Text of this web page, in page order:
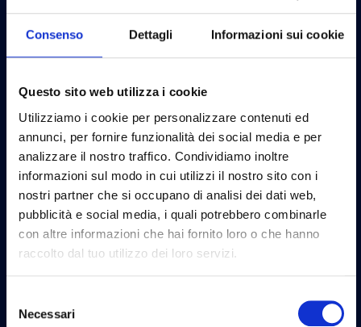
Consenso Dettagli Informazioni sui cookie
Questo sito web utilizza i cookie
Utilizziamo i cookie per personalizzare contenuti ed
annunci, per fornire funzionalità dei social media e per
analizzare il nostro traffico. Condividiamo inoltre
informazioni sul modo in cui utilizzi il nostro sito con i
nostri partner che si occupano di analisi dei dati web,
pubblicità e social media, i quali potrebbero combinarle
con altre informazioni che hai fornito loro o che hanno
raccolto dal tuo utilizzo dei loro servizi.
delNecessari